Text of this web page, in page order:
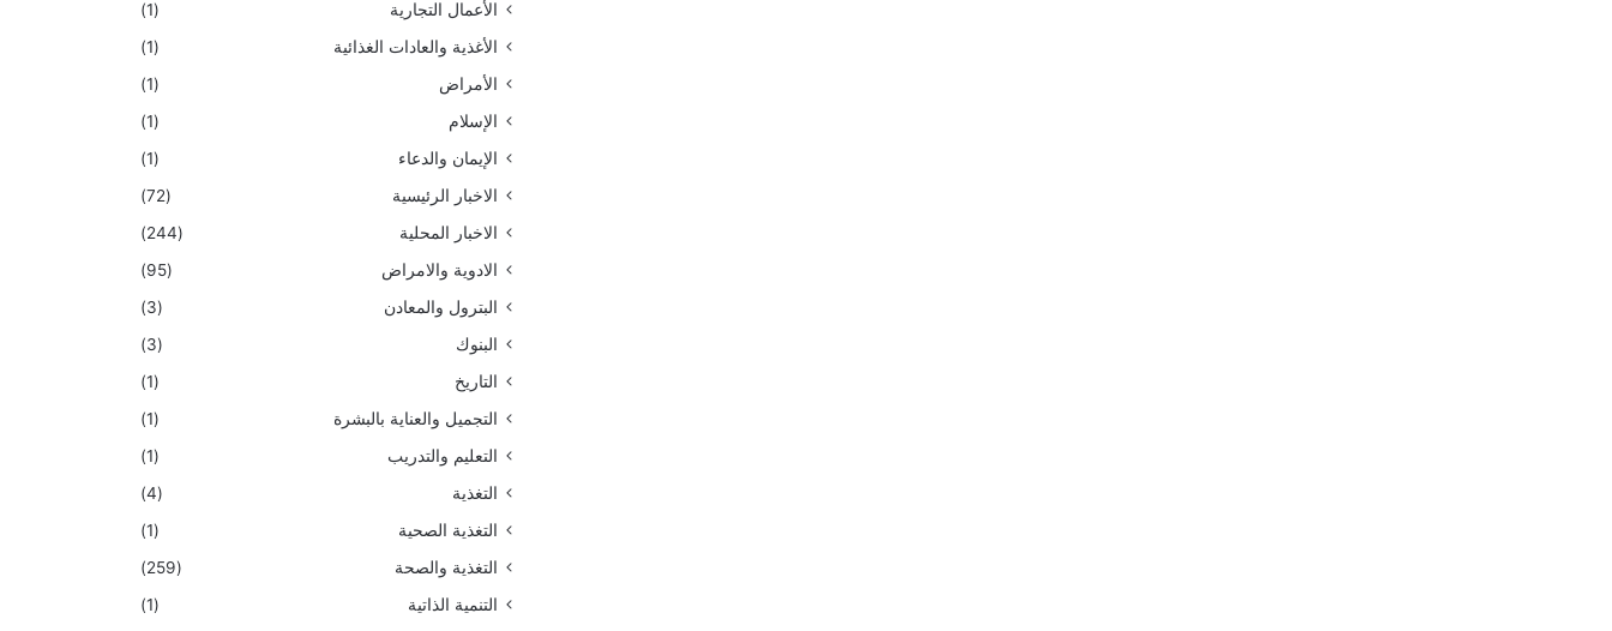
الأعمال التجارية
(1)
الأغذية والعادات الغذائية
(1)
الأمراض
(1)
الإسلام
(1)
الإيمان والدعاء
(1)
الاخبار الرئيسية
(72)
الاخبار المحلية
(244)
الادوية والامراض
(95)
البترول والمعادن
(3)
البنوك
(3)
التاريخ
(1)
التجميل والعناية بالبشرة
(1)
التعليم والتدريب
(1)
التغذية
(4)
التغذية الصحية
(1)
التغذية والصحة
(259)
التنمية الذاتية
(1)